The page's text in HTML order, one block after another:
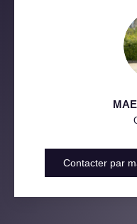
Contacter par